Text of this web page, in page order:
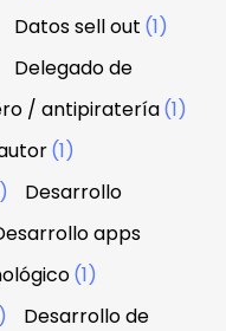
Datos sell out (1)
Delegado de
/ antipiratería(1)
(1)
Desarrollo
apps
(1)
Desarrollo de